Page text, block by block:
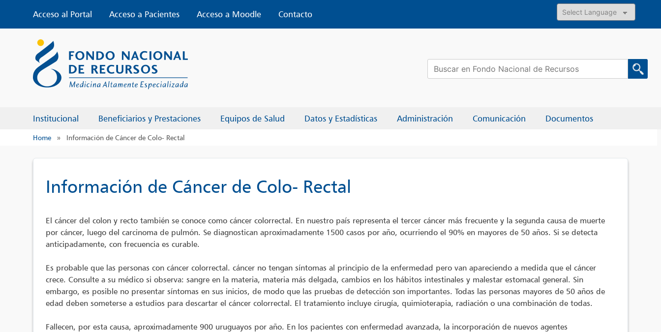
content
Acceso al Portal Acceso a Pacientes Acceso a Moodle
Contacto
Powered by
Institucional Beneficiarios y Prestaciones Equipos de Salud Datos y Estadísticas Administración Comunicación Documentos
Buscar:
Home » Información de Cáncer de Colo- Rectal
Información de Cáncer de Colo- Rectal
El cáncer del colon y recto también se conoce como cáncer colorrectal. En nuestro país representa el tercer cáncer más frecuente y la segunda causa de muerte
por cáncer, luego del carcinoma de pulmón. Se diagnostican aproximadamente 1500 casos por año, ocurriendo el 90% en mayores de 50 años. Si se detecta
anticipadamente, con frecuencia es curable.
Es probable que las personas con cáncer colorrectal. cáncer no tengan síntomas al principio de la enfermedad pero van apareciendo a medida que el cáncer
crece. Consulte a su médico si observa: sangre en la materia, materia más delgada, cambios en los hábitos intestinales y malestar estomacal general. Sin
embargo, es posible no presentar síntomas en sus inicios, de modo que las pruebas de detección son importantes. Todas las personas mayores de 50 años de
edad deben someterse a estudios para descartar el cáncer colorrectal. El tratamiento incluye cirugía, quimioterapia, radiación o una combinación de todas.
Fallecen, por esta causa, aproximadamente 900 uruguayos por año. En los pacientes con enfermedad avanzada, la incorporación de nuevos agentes